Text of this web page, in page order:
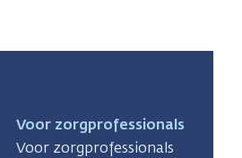
Voor zorgprofessionals
Voor zorgprofessionals